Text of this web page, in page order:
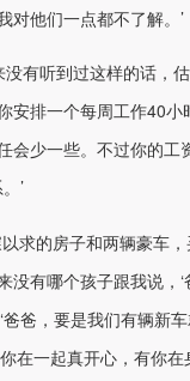
对他们一点都不了解。’
没有听到过这样的话，
安排一个每周工作40
会少一些。不过你的工
’
求的房子和两辆豪车
没有哪个孩子跟我说，
爸爸，要是我们有辆新
在一起真开心，有你